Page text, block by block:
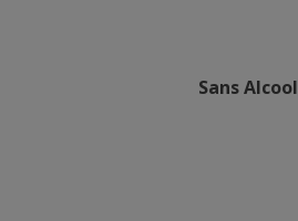
Sans Alcool